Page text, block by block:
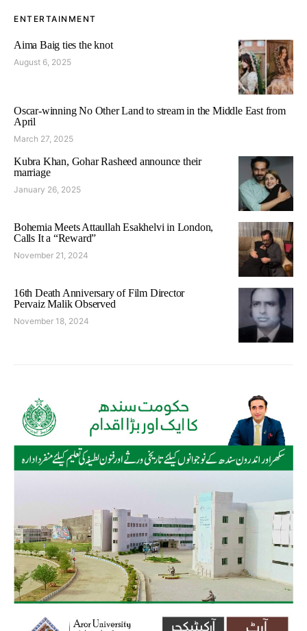
ENTERTAINMENT
Aima Baig ties the knot
August 6, 2025
Oscar-winning No Other Land to stream in the Middle East from
April
March 27, 2025
Kubra Khan, Gohar Rasheed announce their
marriage
January 26, 2025
Bohemia Meets Attaullah Esakhelvi in London,
Calls It a “Reward”
November 21, 2024
16th Death Anniversary of Film Director
Pervaiz Malik Observed
November 18, 2024